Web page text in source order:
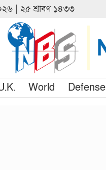
| ২৫ শ্রাবণ ১৪৩৩
World Defense